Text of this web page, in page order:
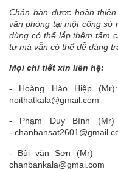
Chân bàn được hoàn
văn phòng tại một công sở
dùng có thể lắp thêm tấm
tư mà vẫn có thể dễ dàng
Mọi chi tiết xin liên hệ:
- Hoàng Hào
noithatkala@gmail.com
- Phạm Duy
-
- Bùi văn Sơn
chanbankala@gmai.com